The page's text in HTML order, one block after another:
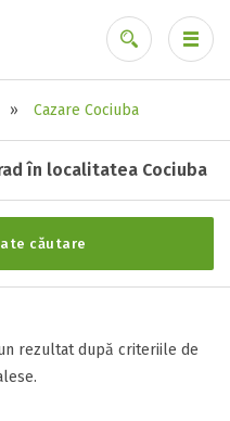
» Cazare Cociuba
în localitatea Cociuba
căutare
rezultat după criteriile de